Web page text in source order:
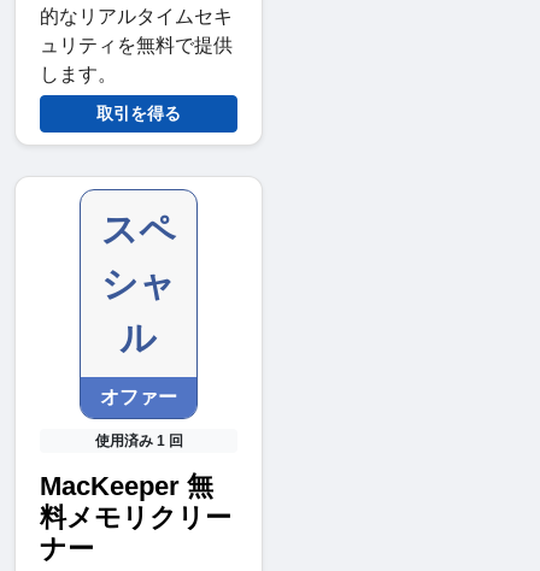
的なリアルタイムセキ
ュリティを無料で提供
します。
取引を得る
スペ
シャ
ル
オファー
使用済み 1 回
MacKeeper 無
料メモリクリー
ナー